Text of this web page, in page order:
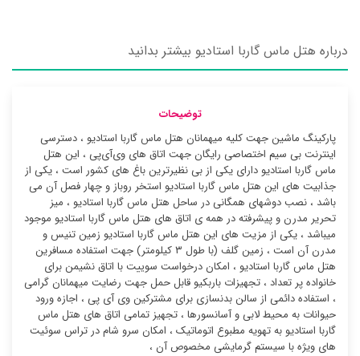
درباره هتل ماس گاربا استادیو بیشتر بدانید
توضیحات
پارکینگ ماشین جهت کلیه میهمانان هتل ماس گاربا استادیو ، دسترسی
اینترنت بی سیم اختصاصی رایگان جهت اتاق های وی‌آی‌پی ، این هتل
ماس گاربا استادیو دارای یکی از بی نظیرترین باغ های کشور است ، یکی از
جذابیت های این هتل ماس گاربا استادیو استخر روباز و چهار فصل آن می
باشد ، نصب دوشهای همگانی در ساحل هتل ماس گاربا استادیو ، میز
تحریر مدرن و پیشرفته در همه ی اتاق های هتل ماس گاربا استادیو موجود
میباشد ، یکی از مزیت های این هتل ماس گاربا استادیو زمین تنیس و
مدرن آن است ، زمین گلف (با طول ۳ کیلومتر) جهت استفاده مسافرین
هتل ماس گاربا استادیو ، امکان درخواست سوییت با اتاق نشیمن برای
خانواده پر تعداد ، تجهیزات باربکیو قابل حمل جهت رضایت میهمانان گرامی
، استفاده دائمی از سالن بدنسازی برای مشترکین وی آی پی ، اجازه ورود
حیوانات به محیط لابی و آسانسورها ، تجهیز تمامی اتاق های هتل ماس
گاربا استادیو به تهویه مطبوع اتوماتیک ، امکان سرو شام در تراس سوئیت
‌های ویژه با سیستم گرمایشی مخصوص آن ،